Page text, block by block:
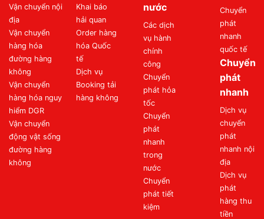
Vận chuyển nội
địa
Vận chuyển
hàng hóa
đường hàng
không
Vận chuyển
hàng hóa nguy
hiểm DGR
Vận chuyển
động vật sống
đường hàng
không
Khai báo
hải quan
Order hàng
hóa Quốc
tế
Dịch vụ
Booking tải
hàng không
nước
Các dịch
vụ hành
chính
công
Chuyển
phát hỏa
tốc
Chuyển
phát
nhanh
trong
nước
Chuyển
phát tiết
kiệm
Chuyển
phát
nhanh
quốc tế
Chuyển
phát
nhanh
Dịch vụ
chuyển
phát
nhanh nội
địa
Dịch vụ
phát
hàng thu
tiền